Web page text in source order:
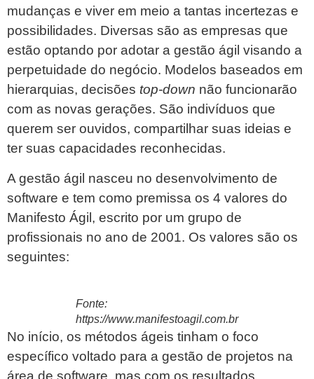
mudanças e viver em meio a tantas incertezas e
possibilidades. Diversas são as empresas que
estão optando por adotar a gestão ágil visando a
perpetuidade do negócio. Modelos baseados em
hierarquias, decisões top-down não funcionarão
com as novas gerações. São indivíduos que
querem ser ouvidos, compartilhar suas ideias e
ter suas capacidades reconhecidas.
A gestão ágil nasceu no desenvolvimento de
software e tem como premissa os 4 valores do
Manifesto Ágil, escrito por um grupo de
profissionais no ano de 2001. Os valores são os
seguintes:
Fonte:
https://www.manifestoagil.com.br
No início, os métodos ágeis tinham o foco
específico voltado para a gestão de projetos na
área de software, mas com os resultados